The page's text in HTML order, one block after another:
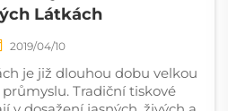
Látkách
2019/04/10
je již dlouhou dobu velkou
Tradiční tiskové